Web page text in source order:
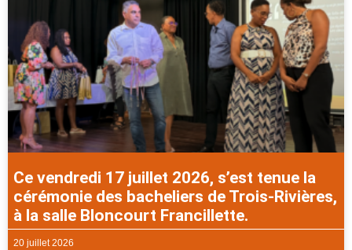
Ce vendredi 17 juillet 2026, s’est tenue la
cérémonie des bacheliers de Trois-Rivières,
à la salle Bloncourt Francillette.
20 juillet 2026